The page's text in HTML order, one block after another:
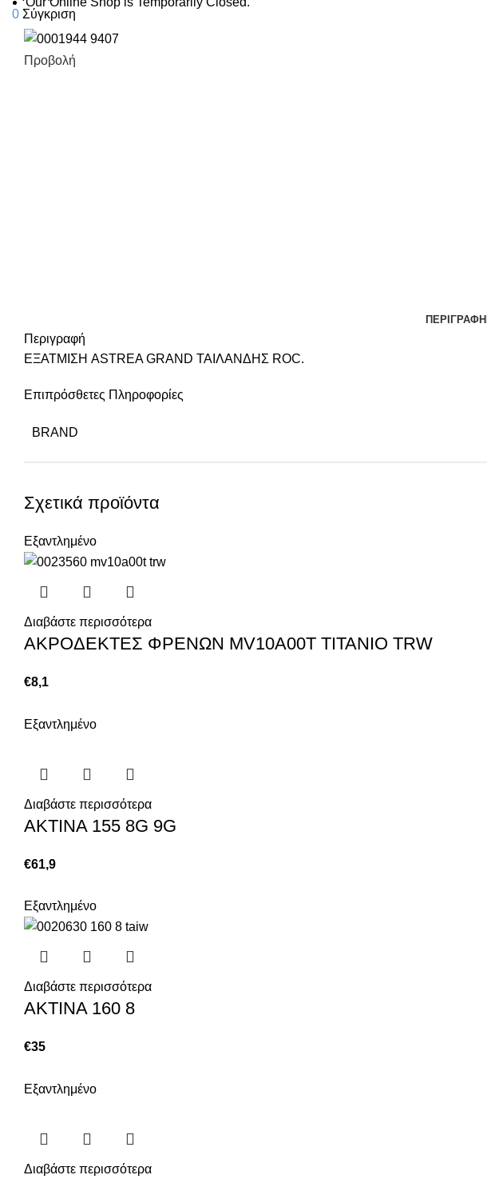
0 Σύγκριση
Προβολή
ΠΕΡΙΓΡΑΦΉ
Περιγραφή
ΕΞΑΤΜΙΣΗ ASTREA GRAND ΤΑΙΛΑΝΔΗΣ ROC.
Επιπρόσθετες Πληροφορίες
BRAND
Σχετικά προϊόντα
Εξαντλημένο
Διαβάστε περισσότερα
ΑΚΡΟΔΕΚΤΕΣ ΦΡΕΝΩΝ MV10A00T ΤΙΤΑΝΙΟ TRW
€8,1
Εξαντλημένο
Διαβάστε περισσότερα
ΑΚΤΙΝΑ 155 8G 9G
€61,9
Εξαντλημένο
Διαβάστε περισσότερα
ΑΚΤΙΝΑ 160 8
€35
Εξαντλημένο
Διαβάστε περισσότερα